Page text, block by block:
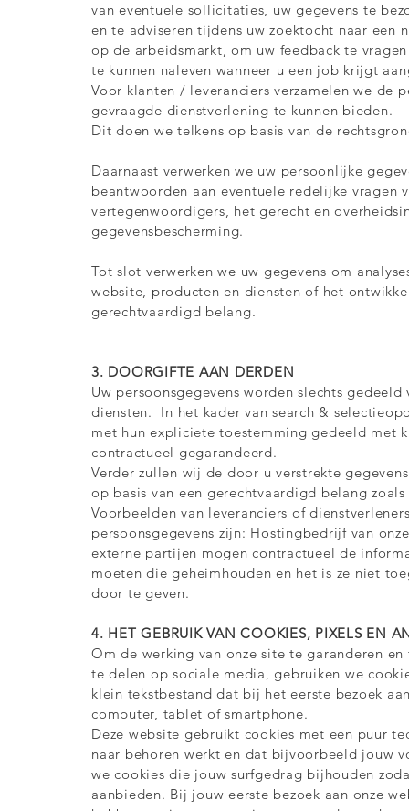
van eventuele sollicitaties, uw gegevens te
en te adviseren tijdens uw zoektocht naar
op de arbeidsmarkt, om uw feedback te
te kunnen naleven wanneer u een job krijgt
Voor klanten / leveranciers verzamelen we de
gevraagde dienstverlening te kunnen bieden.
Dit doen we telkens op basis van de
Daarnaast verwerken we uw persoonlijke
beantwoorden aan eventuele redelijke vragen
vertegenwoordigers, het gerecht en
gegevensbescherming.
Tot slot verwerken we uw gegevens om
website, producten en diensten of het
gerechtvaardigd belang.
3. DOORGIFTE AAN DERDEN
Uw persoonsgegevens worden slechts
diensten. In het kader van search &
met hun expliciete toestemming gedeeld
contractueel gegarandeerd.
Verder zullen wij de door u verstrekte
op basis van een gerechtvaardigd belang
Voorbeelden van leveranciers of
persoonsgegevens zijn: Hostingbedrijf van
externe partijen mogen contractueel de
moeten die geheimhouden en het is ze niet
door te geven.
4. HET GEBRUIK VAN COOKIES, PIXELS EN
Om de werking van onze site te garanderen
te delen op sociale media, gebruiken we
klein tekstbestand dat bij het eerste bezoek
computer, tablet of smartphone.
Deze website gebruikt cookies met een puur
naar behoren werkt en dat bijvoorbeeld jouw
we cookies die jouw surfgedrag bijhouden
aanbieden. Bij jouw eerste bezoek aan onze